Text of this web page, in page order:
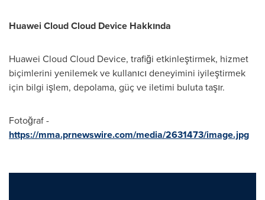
Huawei CloudCloud Device Hakkında
Huawei Cloud Cloud Device, trafiği etkinleştirmek, hizmet
biçimlerini yenilemek ve kullanıcı deneyimini iyileştirmek
için bilgi işlem, depolama, güç ve iletimi buluta taşır.
Fotoğraf -
https://mma.prnewswire.com/media/2631473/image.jpg